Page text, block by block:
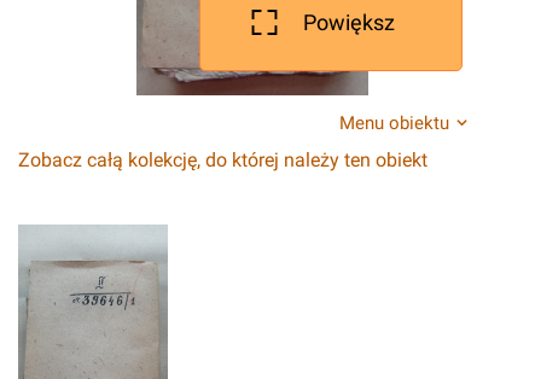
Powiększ
Menu obiektu
Zobacz całą kolekcję, do której należy ten obiekt